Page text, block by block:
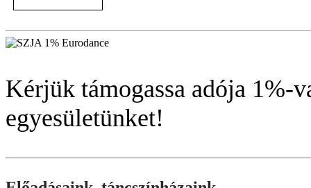
Kérjük támogassa adója 1%-
egyesületünket!